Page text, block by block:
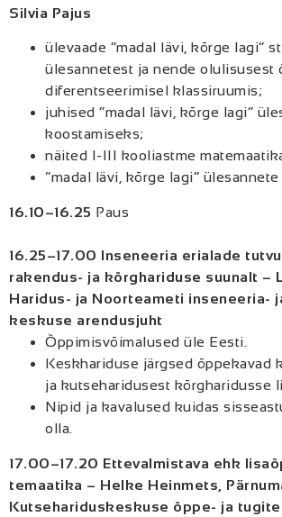
Silvia Pajus
ülevaade “madal lävi, kõrge lagi“
ülesannetest ja nende olulisusest
diferentseerimisel klassiruumis;
juhised “madal lävi, kõrge lagi“
koostamiseks;
näited I-III kooliastme
“madal lävi, kõrge lagi“
16.10–16.25 Paus
16.25–17.00 Inseneeria erialade
rakendus- ja kõrghariduse suunalt –
Haridus- ja Noorteameti inseneeria-
keskuse arendusjuht
Õppimisvõimalused üle Eesti.
Keskhariduse järgsed õppekavad
ja kutseharidusest kõrgharidusse
Nipid ja kavalused kuidas
olla.
17.00–17.20 Ettevalmistava ehk
temaatika – Helke Heinmets,
Kutsehariduskeskuse õppe- ja